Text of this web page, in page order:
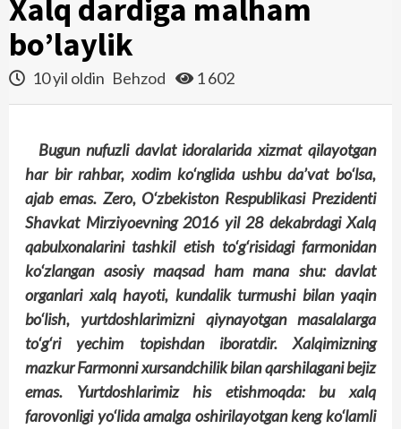
Xalq dardiga malham
bo’laylik
10 yil oldin Behzod 1 602
Bugun nufuzli davlat idoralarida xizmat qilayotgan
har bir rahbar, xodim ko‘nglida ushbu da’vat bo‘lsa,
ajab emas. Zero, O‘zbekiston Respublikasi Prezidenti
Shavkat Mirziyoevning 2016 yil 28 dekabrdagi Xalq
qabulxonalarini tashkil etish to‘g‘risidagi farmonidan
ko‘zlangan asosiy maqsad ham mana shu: davlat
organlari xalq hayoti, kundalik turmushi bilan yaqin
bo‘lish, yurtdoshlarimizni qiynayotgan masalalarga
to‘g‘ri yechim topishdan iboratdir. Xalqimizning
mazkur Farmonni xursandchilik bilan qarshilagani bejiz
emas. Yurtdoshlarimiz his etishmoqda: bu xalq
farovonligi yo‘lida amalga oshirilayotgan keng ko‘lamli